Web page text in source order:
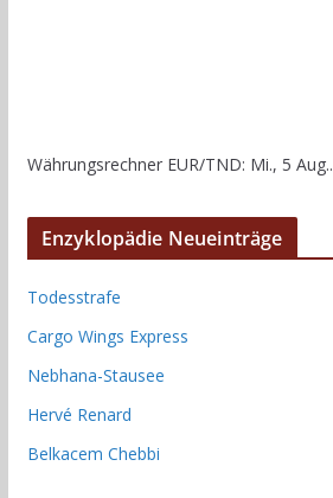
Währungsrechner EUR/TND: Mi., 5 Aug..
Enzyklopädie Neueinträge
Todesstrafe
Cargo Wings Express
Nebhana-Stausee
Hervé Renard
Belkacem Chebbi